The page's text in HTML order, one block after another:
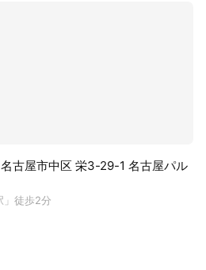
古屋市中区 栄3-29-1 名古屋パル
」徒歩2分